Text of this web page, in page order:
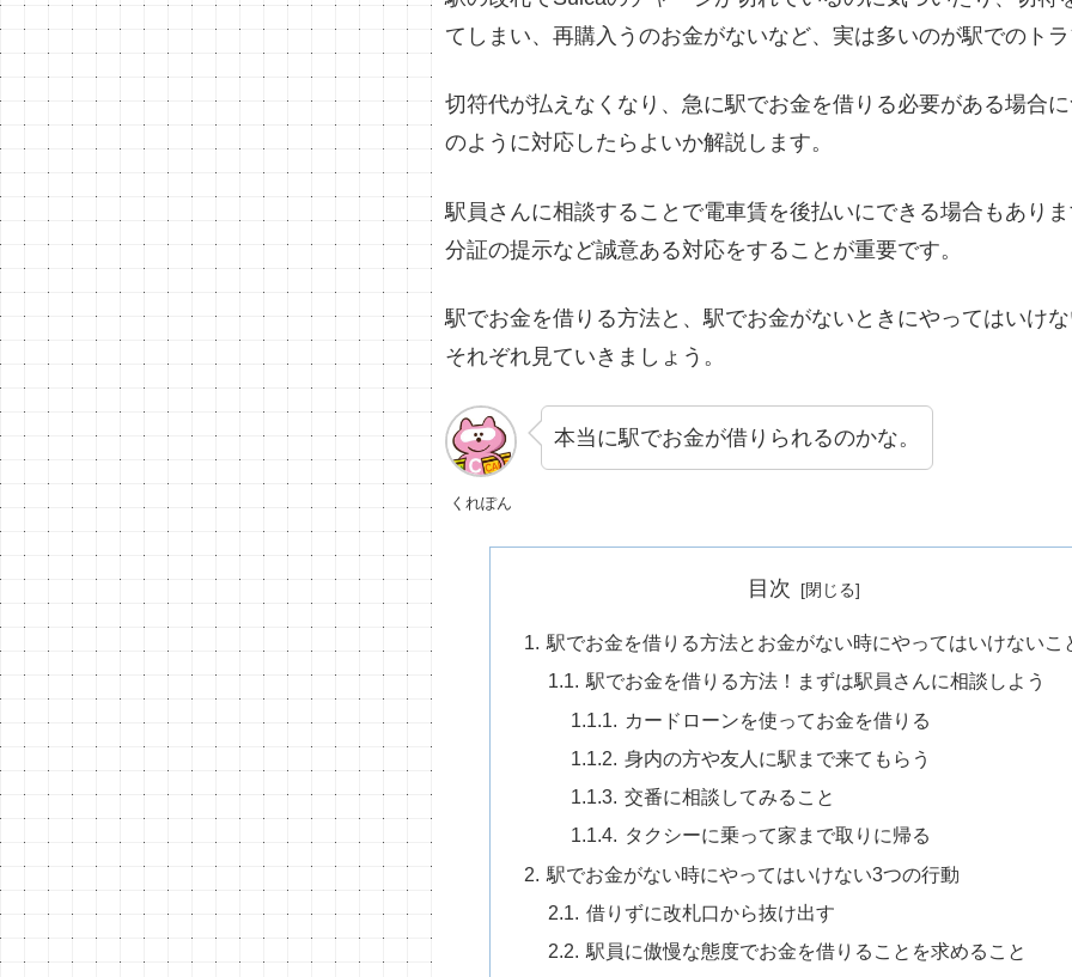
てしまい、再購入うのお金がないなど、実は多いのが駅でのト
切符代が払えなくなり、急に駅でお金を借りる必要がある場合
のように対応したらよいか解説します。
駅員さんに相談することで電車賃を後払いにできる場合もあり
分証の提示など誠意ある対応をすることが重要です。
駅でお金を借りる方法と、駅でお金がないときにやってはいけ
それぞれ見ていきましょう。
くれぽん
本当に駅でお金が借りられるのかな。
目次
駅でお金を借りる方法とお金がない時にやってはいけないこ
駅でお金を借りる方法！まずは駅員さんに相談しよう
カードローンを使ってお金を借りる
身内の方や友人に駅まで来てもらう
交番に相談してみること
タクシーに乗って家まで取りに帰る
駅でお金がない時にやってはいけない3つの行動
借りずに改札口から抜け出す
駅員に傲慢な態度でお金を借りることを求めること